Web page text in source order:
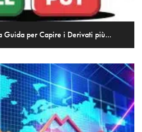
Guida per Capire i Derivati più...